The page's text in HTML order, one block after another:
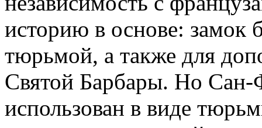
историю в основе: замок
тюрьмой, а также для
Святой Барбары. Но Сан-
использован в виде